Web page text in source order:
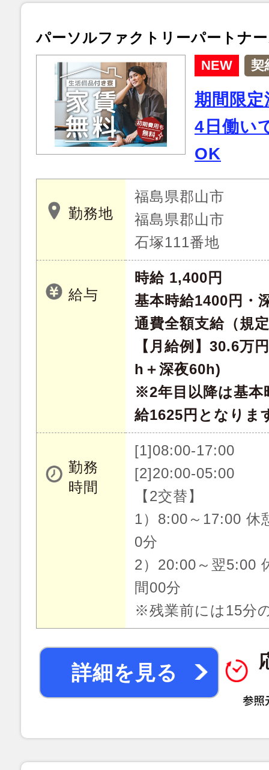
パーソルファクトリーパートナ
NEW 契
期間限
4日働い
OK
勤務地
福島県郡山市
福島県郡山市
石塚111番地
給与
時給 1,400円
基本時給1400円・
通費全額支給（規
【月給例】30.6万
h＋深夜60h)
※2年目以降は基本
給1625円となりま
勤務
時間
[1]08:00-17:00
[2]20:00-05:00
【2交替】
1）8:00～17:00 休
0分
2）20:00～翌5:00
間00分
※残業前には15分
詳細を見る